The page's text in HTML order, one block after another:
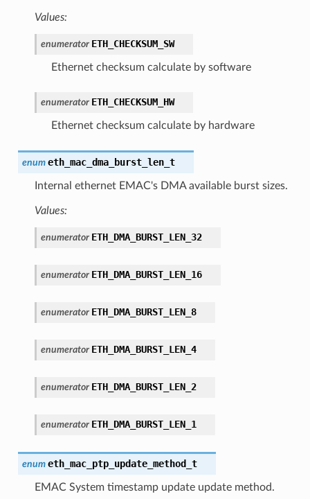
Values:
enumerator ETH_CHECKSUM_SW
Ethernet checksum calculate by software
enumerator ETH_CHECKSUM_HW
Ethernet checksum calculate by hardware
enum eth_mac_dma_burst_len_t
Internal ethernet EMAC's DMA available burst sizes.
Values:
enumerator ETH_DMA_BURST_LEN_32
enumerator ETH_DMA_BURST_LEN_16
enumerator ETH_DMA_BURST_LEN_8
enumerator ETH_DMA_BURST_LEN_4
enumerator ETH_DMA_BURST_LEN_2
enumerator ETH_DMA_BURST_LEN_1
enum eth_mac_ptp_update_method_t
EMAC System timestamp update update method.